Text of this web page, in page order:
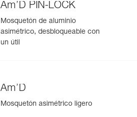
Am’D PIN-LOCK
Mosquetón de aluminio
asimétrico, desbloqueable con
un útil
Am’D
Mosquetón asimétrico ligero